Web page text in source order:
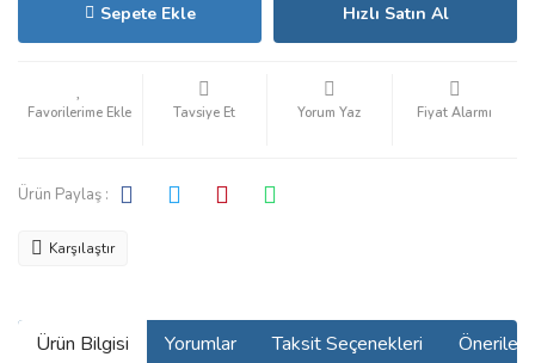
Sepete Ekle Hızlı Satın Al
Tavsiye Et Yorum Yaz Fiyat Alarmı
Ürün Paylaş :
Karşılaştır
Ürün Bilgisi Yorumlar Taksit Seçenekleri